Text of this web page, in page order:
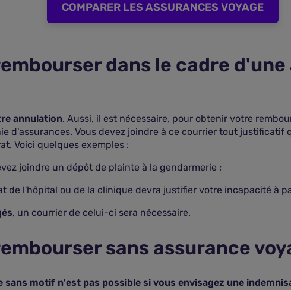
COMPARER LES ASSURANCES VOYAGE
dans le cadre
annulation. Aussi, il est nécessaire, pour obtenir votre
d'assurances. Vous devez joindre à ce courrier tout
Voici quelques exemples :
joindre un dépôt de plainte à la gendarmerie ;
de l'hôpital ou de la clinique devra justifier votre incapacité à
, un courrier de celui-ci sera nécessaire.
sans assurance
sans motif n'est pas possible si vous envisagez une